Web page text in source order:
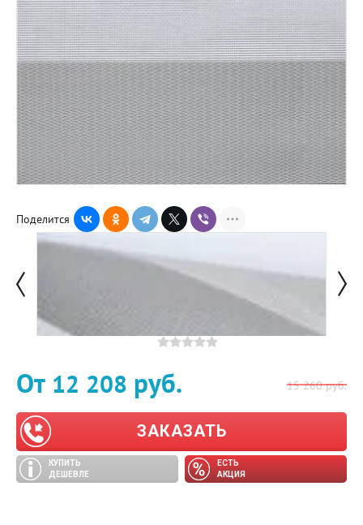
Поделится
15 260руб.
От 12 208 руб.
ЗАКАЗАТЬ
КУПИТЬ
ДЕШЕВЛЕ
ЕСТЬ
АКЦИЯ